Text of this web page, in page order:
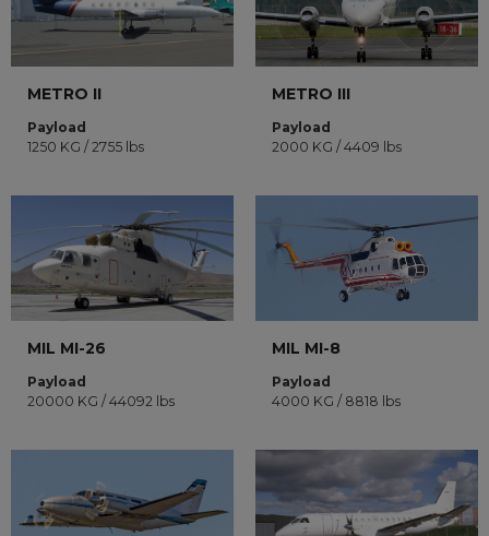
METRO II
Payload
1250 KG / 2755 lbs
METRO III
Payload
2000 KG / 4409 lbs
MIL MI-26
Payload
20000 KG / 44092 lbs
MIL MI-8
Payload
4000 KG / 8818 lbs